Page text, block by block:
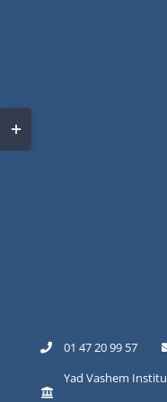
01 47 20 99 57
Yad Vashem
Toggle
Sliding